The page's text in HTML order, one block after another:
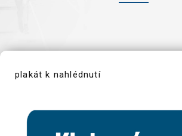
plakát k nahlédnutí